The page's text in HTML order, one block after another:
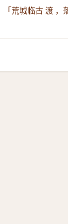
「荒城临古 渡 ，